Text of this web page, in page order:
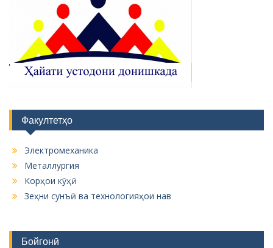
Факултетҳо
Электромеханика
Металлургия
Корҳои кӯҳӣ
Зеҳни сунъӣ ва технологияҳои нав
Бойгонӣ